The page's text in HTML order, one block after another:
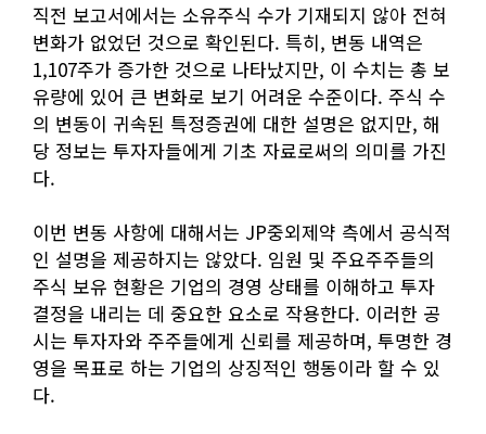
직전 보고서에서는 소유주식 수가 기재되지 않아 전혀
변화가 없었던 것으로 확인된다. 특히, 변동 내역은
1,107주가 증가한 것으로 나타났지만, 이 수치는 총 보
유량에 있어 큰 변화로 보기 어려운 수준이다. 주식 수
의 변동이 귀속된 특정증권에 대한 설명은 없지만, 해
당 정보는 투자자들에게 기초 자료로써의 의미를 가진
다.
이번 변동 사항에 대해서는 JP중외제약 측에서 공식적
인 설명을 제공하지는 않았다. 임원 및 주요주주들의
주식 보유 현황은 기업의 경영 상태를 이해하고 투자
결정을 내리는 데 중요한 요소로 작용한다. 이러한 공
시는 투자자와 주주들에게 신뢰를 제공하며, 투명한 경
영을 목표로 하는 기업의 상징적인 행동이라 할 수 있
다.